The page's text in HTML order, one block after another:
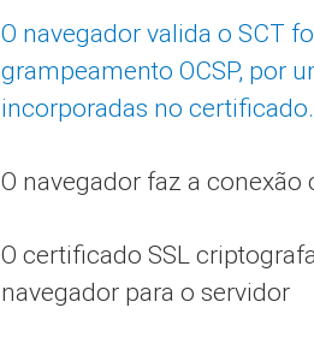
O navegador valida o SCT
grampeamento OCSP, por
incorporadas no certificado.
O navegador faz a
O certificado SSL
navegador para o servidor